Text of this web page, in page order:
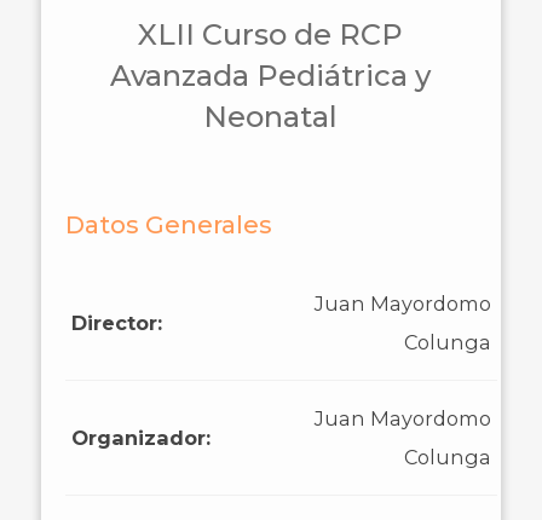
XLII Curso de RCP
Avanzada Pediátrica y
Neonatal
Datos Generales
Director:
Juan Mayordomo
Colunga
Organizador:
Juan Mayordomo
Colunga